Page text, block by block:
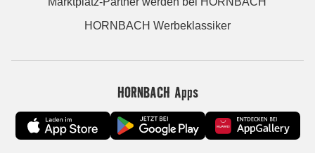
HORNBACH Werbeklassiker
HORNBACH Apps